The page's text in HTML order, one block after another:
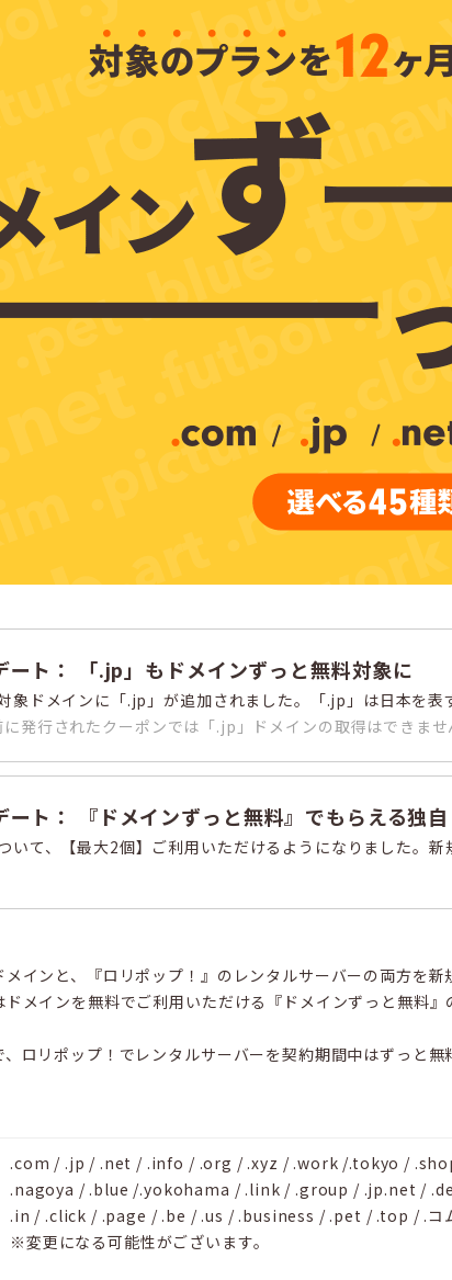
ト： 「.jp」もドメインずっと無料対象に
象ドメインに「.jp」が追加されました。「.jp」は日本を
発行されたクーポンでは「.jp」ドメインの取得はできませ
ト： 『ドメインずっと無料』でもらえる独自
いて、【最大2個】ご利用いただけるようになりました。
メインと、『ロリポップ！』のレンタルサーバーの両方を新
メインを無料でご利用いただける『ドメインずっと無料』
ロリポップ！でレンタルサーバーを契約期間中はずっと無
.com / .jp / .net / .info / .org / .xyz / .work /.tokyo /
.nagoya / .blue /.yokohama / .link / .group / .jp.net /
.in / .click / .page / .be / .us / .business / .pet / .top / .
※変更になる可能性がございます。